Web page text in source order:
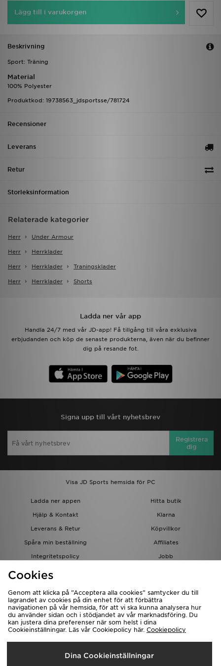
Lägg till i varukorgen
Beskrivning
Sport: Träning
Material
100% Polyester
Produktkod: 19738563_jdsportsse/781724
Recensioner
Leverans
Retur
Storleksinformation
Relaterade kategorier
Herr Under Armour
Herr Herrklader
Herr Herrklader Traningsklader
Herr Herrklader Shorts
Ladda ner vår app
Handla 24/7 med vår JD-app! Få tillgång till våra exklusiva
erbjudanden och köp de senaste produkterna, även när du befinner
dig på resande fot.
Signa upp till vårt nyhetsbrev
Registrera
dig
Visa JD Sports hemsida för PC
Ladda ner appen
Hitta butik
Hjälp & Kontakt
Klarna
Leverans & Retur
Köpvillkor
Spåra min beställning
Affiliates
Integritetspolicy
Jobb
JD-bloggen
Levererar Till
Sverige
Cookies
Genom att klicka på ”Acceptera alla cookies” samtycker du till
lagrandet av cookies på din enhet för att förbättra
navigationen på vår hemsida, för att vi ska kunna analysera hur
du använder sidan och i stödjandet av vår marknadsföring. Du
kan justera dina preferenser när som helst i dina
Cookieinställningar. Läs vår Cookiepolicy här. Cookiepolicy
Dina Cookieinställningar